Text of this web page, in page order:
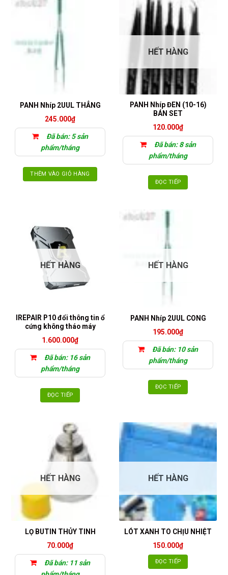
PANH Nhíp 2UUL THẲNG
245.000₫
Đã bán: 5 sản
phẩm/tháng
THÊM VÀO GIỎ HÀNG
HẾT HÀNG
PANH Nhíp ĐEN (10-16)
BÁN SET
120.000₫
Đã bán: 8 sản
phẩm/tháng
ĐỌC TIẾP
HẾT HÀNG
IREPAIR P10 đổi thông tin ổ
cứng không tháo máy
1.600.000₫
Đã bán: 16 sản
phẩm/tháng
ĐỌC TIẾP
HẾT HÀNG
PANH Nhíp 2UUL CONG
195.000₫
Đã bán: 10 sản
phẩm/tháng
ĐỌC TIẾP
HẾT HÀNG
LỌ BUTIN THỦY TINH
70.000₫
Đã bán: 11 sản
HẾT HÀNG
LÓT XANH TO CHỊU NHIỆT
150.000₫
ĐỌC TIẾP